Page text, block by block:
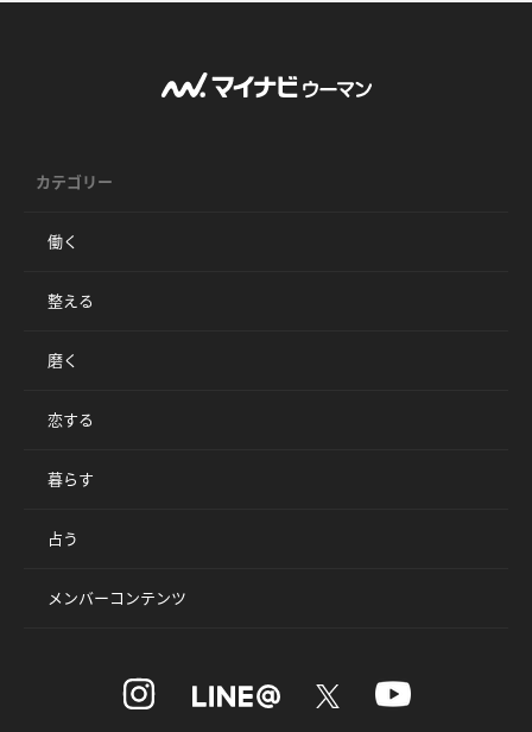
カテゴリー
働く
整える
磨く
恋する
暮らす
占う
メンバーコンテンツ